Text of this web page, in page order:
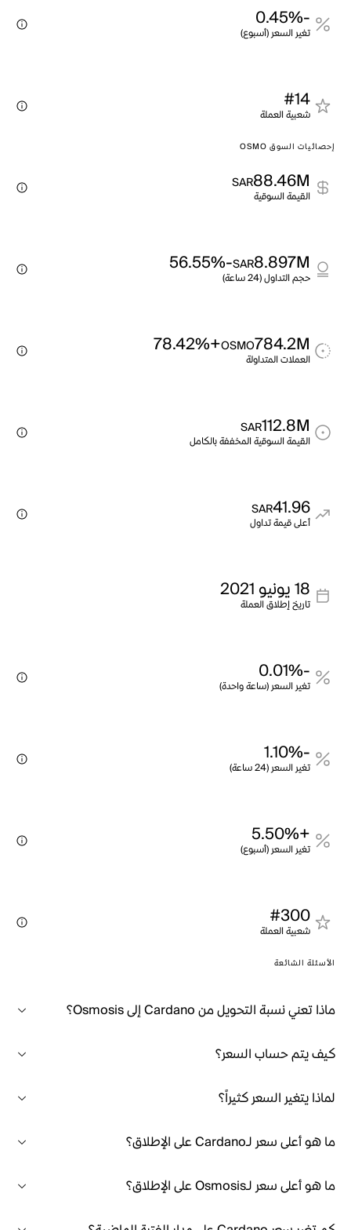
-0.45%
تغير السعر (أسبوع)
#14
شعبية العملة
إحصائيات السوق OSMO
88.46M
SAR
القيمة السوقية
8.897M
SAR
-56.55%
حجم التداول (24 ساعة)
784.2M
OSMO
+78.42%
العملات المتداولة
112.8M
SAR
القيمة السوقية المخففة بالكامل
41.96
SAR
أعلى قيمة تداول
18 يونيو 2021
تاريخ إطلاق العملة
-0.01%
تغير السعر (ساعة واحدة)
-1.10%
تغير السعر (24 ساعة)
+5.50%
تغير السعر (أسبوع)
#300
شعبية العملة
الأسئلة الشائعة
ماذا تعني نسبة التحويل من Cardano إلى Osmosis؟
كيف يتم حساب السعر؟
لماذا يتغير السعر كثيراً؟
ما هو أعلى سعر لـCardano على الإطلاق؟
ما هو أعلى سعر لـOsmosis على الإطلاق؟